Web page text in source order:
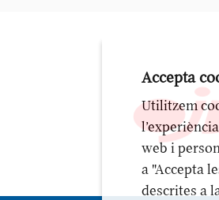
Accepta
Utilitzem
web i
a "Accepta
descrites a